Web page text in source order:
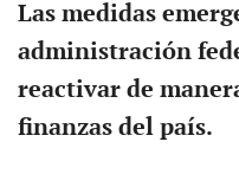
Las medidas
administración
reactivar de
finanzas del país.